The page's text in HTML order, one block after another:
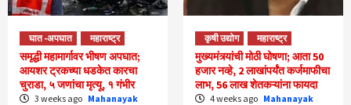
घात -अपघात महाराष्ट्र
समृद्धी महामार्गावर भीषण अपघात;
आयशर ट्रकच्या धडकेत कारचा
चुराडा, ५ जणांचा मृत्यू, १ गंभीर
3 weeks ago Mahanayak
कृषी उद्योग महाराष्ट्र
मुख्यमंत्र्यांची मोठी घोषणा; आता 50
हजार नव्हे, 2 लाखांपर्यंत कर्जमाफीचा
लाभ, 56 लाख शेतकऱ्यांना फायदा
4 weeks ago Mahanayak